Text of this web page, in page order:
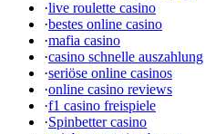
·live roulette casino
·bestes online casino
·mafia casino
·casino schnelle auszahlung
·seriöse online casinos
·online casino reviews
·f1 casino freispiele
·Spinbetter casino